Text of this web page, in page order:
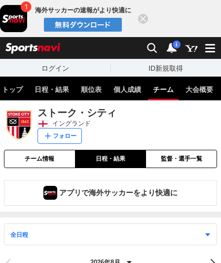
海外サッカーの速報がより快適に
検索 通知
i
ログイン ID新規取得
トップ 日程・結果 順位表 個人成績 チーム 大会概要
ストーク・シティ
イングランド
フォロー
チーム情報 日程・結果 監督・選手一覧
アプリで海外サッカーをより快適に